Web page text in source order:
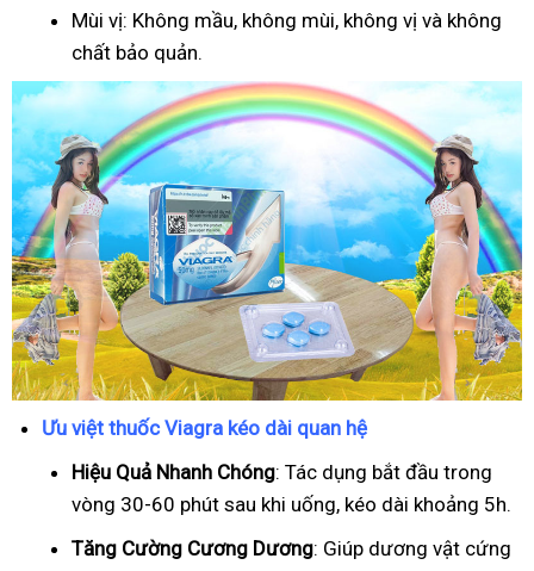
Mùi vị: Không mầu, không mùi, không vị và không
chất bảo quản.
Ưu việt thuốc Viagra kéo dài quan hệ
Hiệu Quả Nhanh Chóng: Tác dụng bắt đầu trong
vòng 30-60 phút sau khi uống, kéo dài khoảng 5h.
Tăng Cường Cương Dương: Giúp dương vật cứng